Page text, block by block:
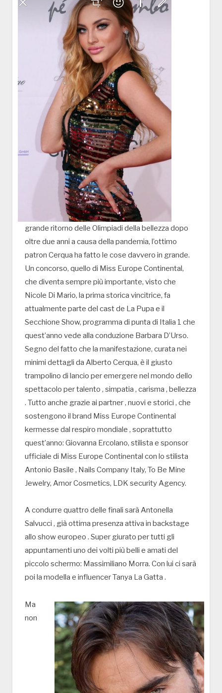
grande ritorno delle Olimpiadi della bellezza dopo
oltre due anni a causa della pandemia, l’ottimo
patron Cerqua ha fatto le cose davvero in grande.
Un concorso, quello di Miss Europe Continental,
che diventa sempre più importante, visto che
Nicole Di Mario, la prima storica vincitrice, fa
attualmente parte del cast de La Pupa e il
Secchione Show, programma di punta di Italia 1 che
quest’anno vede alla conduzione Barbara D’Urso.
Segno del fatto che la manifestazione, curata nei
minimi dettagli da Alberto Cerqua, è il giusto
trampolino di lancio per emergere nel mondo dello
spettacolo per talento , simpatia , carisma , bellezza
. Tutto anche grazie ai partner , nuovi e storici , che
sostengono il brand Miss Europe Continental
kermesse dal respiro mondiale , soprattutto
quest’anno: Giovanna Ercolano, stilista e sponsor
ufficiale di Miss Europe Continental con lo stilista
Antonio Basile , Nails Company Italy, To Be Mine
Jewelry, Amor Cosmetics, LDK security Agency.
A condurre quattro delle finali sarà Antonella
Salvucci , già ottima presenza attiva in backstage
allo show europeo . Super giurato per tutti gli
appuntamenti uno dei volti più belli e amati del
piccolo schermo: Massimiliano Morra. Con lui ci sarà
poi la modella e influencer Tanya La Gatta .
Ma
non